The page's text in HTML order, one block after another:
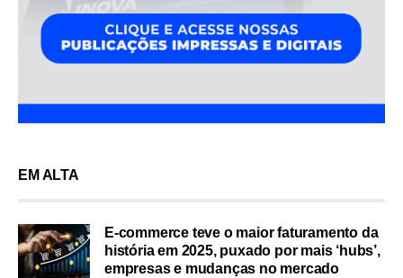
EM ALTA
E-commerce teve o maior faturamento da
história em 2025, puxado por mais ‘hubs’,
empresas e mudanças no mercado